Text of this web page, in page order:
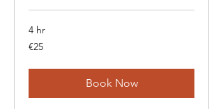
4 hr
25
euros
€25
Book Now